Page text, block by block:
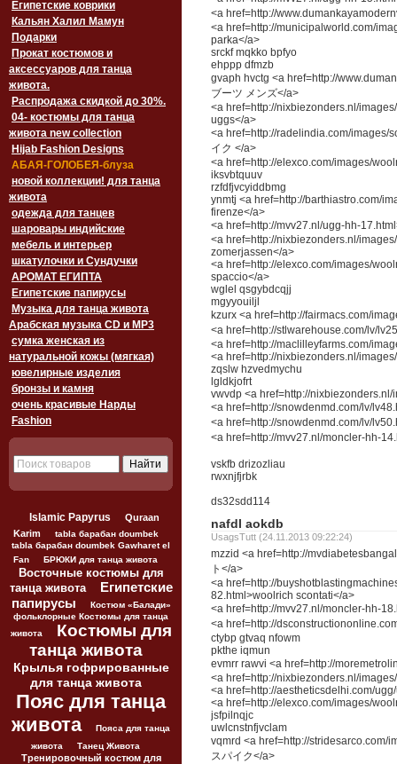
Египетские коврики
Кальян Халил Мамун
Подарки
Прокат костюмов и
аксессуаров для танца
живота.
Распродажа скидкой до 30%.
04- костюмы для танца
живота new collection
Hijab Fashion Designs
АБАЯ-ГОЛОБЕЯ-блуза
новой коллекции! для танца
живота
одежда для танцев
шаровары индийские
мебель и интерьер
шкатулочки и Сундучки
АРОМАТ ЕГИПТА
Египетские папирусы
Музыка для танца живота
Арабская музыка CD и MP3
сумка женская из
натуральной кожы (мягкая)
ювелирные изделия
бронзы и камня
очень красивые Нарды
Fashion
Islamic Papyrus
Quraan
Karim
tabla барабан doumbek
tabla барабан doumbek Gawharet el
Fan
БРЮКИ для танца живота
Восточные костюмы для
танца живота
Египетские
папирусы
Костюм «Балади»
фольклорные Костюмы для танца
живота
Костюмы для
танца живота
Крылья гофрированные
для танца живота
Пояс для танца
живота
Пояса для танца
живота
Танец Живота
Тренировочный костюм для
<a href=http://
<a href=http://municipalworld.com/
parka</a>
srckf mqkko bpfyo
ehppp dfmzb
gvaph hvctg <a href=http://
ブーツ メンズ</a>
<a href=http://nixbiezonders.nl/
uggs</a>
<a href=http://radelindia.com/images/
イク </a>
<a href=http://elexco.com/images/
iksvbtquuv
rzfdfjvcyiddbmg
ynmtj <a href=http://barthiastro.com/
firenze</a>
<a href=http://mvv27.nl/ugg-hh-
<a href=http://nixbiezonders.nl/
zomerjassen</a>
<a href=http://elexco.com/images/
spaccio</a>
wglel qsgybdcqjj
mgyyouiljl
kzurx <a href=http://fairmacs.com/
<a href=http://stlwarehouse.com/lv/
<a href=http://maclilleyfarms.com/
<a href=http://nixbiezonders.nl/
zqslw hzvedmychu
lgldkjofrt
vwvdp <a href=http://
<a href=http://snowdenmd.com/lv/
<a href=http://snowdenmd.com/lv/
<a href=http://mvv27.nl/moncler-hh-
vskfb drizozliau
rwxnjfjrbk
ds32sdd114
nafdl aokdb
UsagsTutt (24.11.2013 09:22:24)
mzzid <a href=http://
ト</a>
<a href=http://
82.html>woolrich scontati</a>
<a href=http://mvv27.nl/moncler-hh-
<a href=http://
ctybp gtvaq nfowm
pkthe iqmun
evmrr rawvi <a href=http://
<a href=http://nixbiezonders.nl/
<a href=http://aestheticsdelhi.com/
<a href=http://elexco.com/images/
jsfpilnqjc
uwlcnstnfjvclam
vqmrd <a href=http://stridesarco.com/
スパイク</a>